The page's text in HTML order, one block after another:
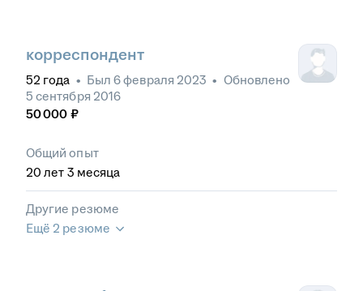
корреспондент
52 года • Был 6 февраля 2023 • Обновлено
5 сентября 2016
50 000 ₽
Общий опыт
20 лет 3 месяца
Другие резюме
Ещё 2 резюме